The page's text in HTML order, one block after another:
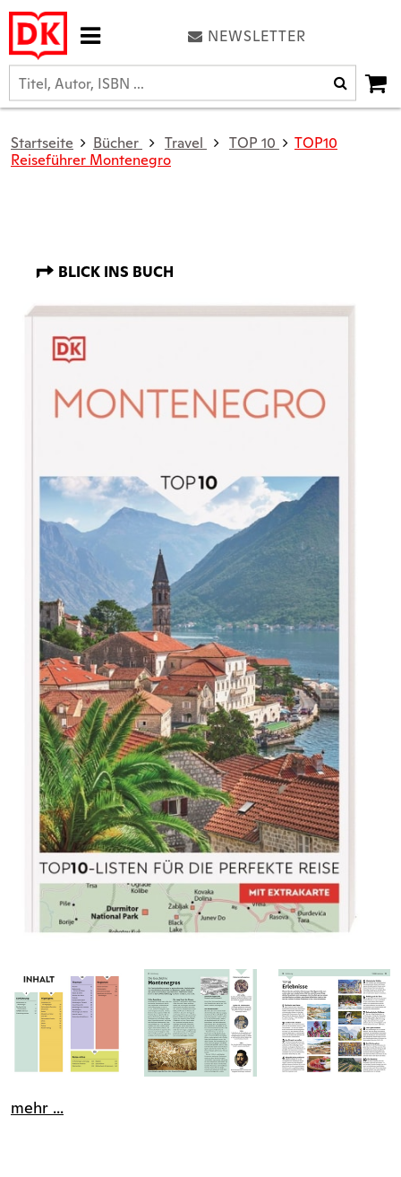
NEWSLETTER
Startseite Bücher Travel TOP 10
TOP10
Reiseführer Montenegro
BLICK INS BUCH
mehr ...